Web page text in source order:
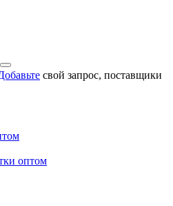
свой запрос, поставщики
оптом